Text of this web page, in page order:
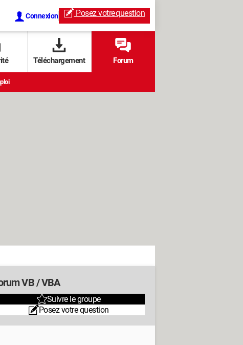
Connexion Posez votrequestion
Téléchargement Forum
VB / VBA
Suivre le groupe
Posez votre question